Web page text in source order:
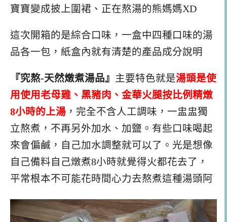
寶寶變成披上圍裙、正在熬湯的熊媽媽XD
這次開箱的是綜合口味，一盒中四種口味的湯
品各一包，紙盒內就有清楚的產品成分說明
『究熬-天然燉煮湯品』 主要特色就是湯頭是使
用使用老母雞、黑豬肉、金華火腿按比例精燉
8小時的上湯 ，完全不含人工調味，一盅盅獨
立熬煮，不再另外加水、加鹽。有些口味喝起
來會偏鹹，自己加水調整就可以了。光是想像
自己備料自己燉煮8小時就覺得火都花去了，
平常根本不可能花時間心力去熬煮這種湯頭阿